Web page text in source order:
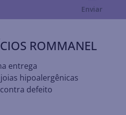
Enviar
ROMMANEL
entrega
joias hipoalergênicas
defeito